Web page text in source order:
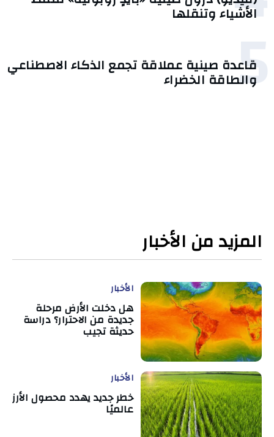
الأشياء وتنقلها
5
قاعدة صينية عملاقة تجمع الذكاء الاصطناعي
والطاقة الخضراء
المزيد من الأخبار
الأخبار
هل دخلت الأرض مرحلة
جديدة من الاحترار؟ دراسة
حديثة تجيب
الأخبار
خطر جديد يهدد محصول الأرز
عالميًا